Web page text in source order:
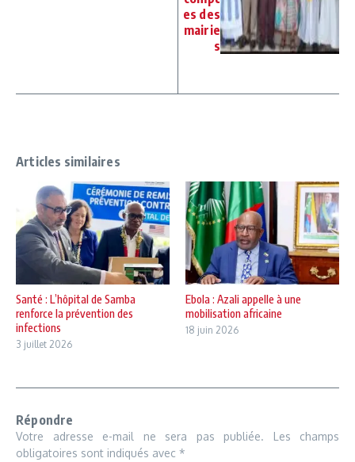
es des
mairie
s
Articles similaires
Santé : L’hôpital de Samba
renforce la prévention des
infections
3 juillet 2026
Ebola : Azali appelle à une
mobilisation africaine
18 juin 2026
Répondre
Votre adresse e-mail ne sera pas publiée.
Les champs
obligatoires sont indiqués avec *